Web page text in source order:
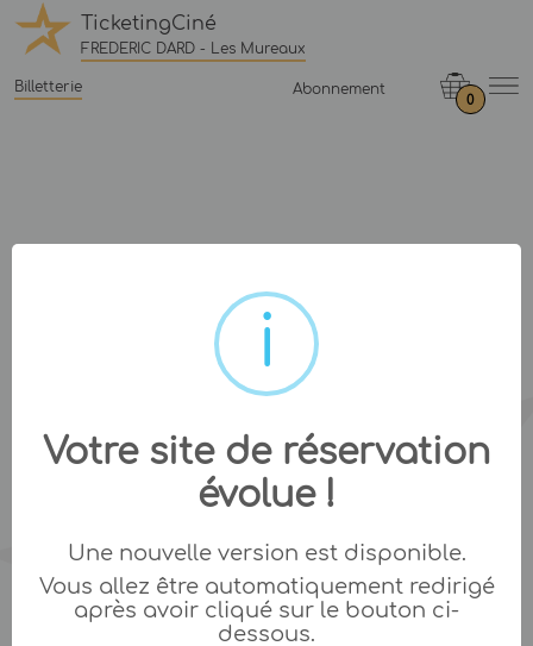
TicketingCiné
FREDERIC DARD - Les Mureaux
Billetterie Abonnement
0
Votre site de réservation
évolue !
Une nouvelle version est disponible.
Vous allez être automatiquement redirigé
après avoir cliqué sur le bouton ci-
dessous.